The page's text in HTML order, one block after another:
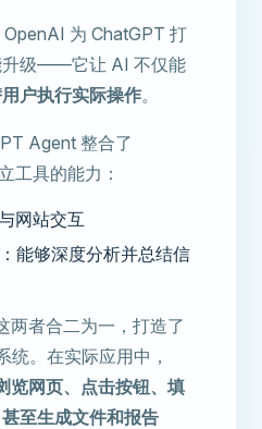
OpenAI 为 ChatGPT 打
升级——它让 AI 不仅能
户执行实际操作。
Agent 整合了
工具的能力：
网站交互
：能够深度分析并总结信
两者合二为一，打造了
统。在实际应用中，
览网页、点击按钮、填
至生成文件和报告